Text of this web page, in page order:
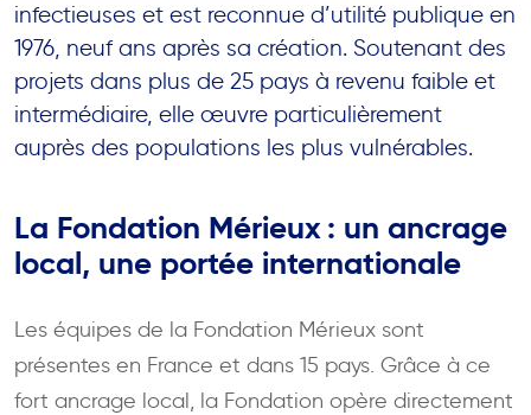
infectieuses et est reconnue d’utilité publique en
1976, neuf ans après sa création. Soutenant des
projets dans plus de 25 pays à revenu faible et
intermédiaire, elle œuvre particulièrement
auprès des populations les plus vulnérables.
La Fondation Mérieux : un ancrage
local, une portée internationale
Les équipes de la Fondation Mérieux sont
présentes en France et dans 15 pays. Grâce à ce
fort ancrage local, la Fondation opère directement